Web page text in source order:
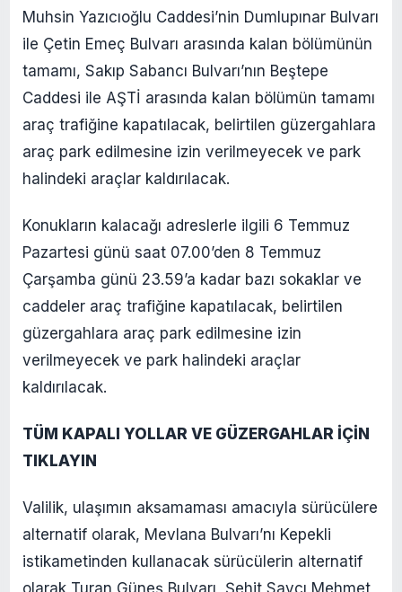
Muhsin Yazıcıoğlu Caddesi’nin Dumlupınar Bulvarı
ile Çetin Emeç Bulvarı arasında kalan bölümünün
tamamı, Sakıp Sabancı Bulvarı’nın Beştepe
Caddesi ile AŞTİ arasında kalan bölümün tamamı
araç trafiğine kapatılacak, belirtilen güzergahlara
araç park edilmesine izin verilmeyecek ve park
halindeki araçlar kaldırılacak.
Konukların kalacağı adreslerle ilgili 6 Temmuz
Pazartesi günü saat 07.00’den 8 Temmuz
Çarşamba günü 23.59’a kadar bazı sokaklar ve
caddeler araç trafiğine kapatılacak, belirtilen
güzergahlara araç park edilmesine izin
verilmeyecek ve park halindeki araçlar
kaldırılacak.
TÜM KAPALI YOLLAR VE GÜZERGAHLAR İÇİN
TIKLAYIN
Valilik, ulaşımın aksamaması amacıyla sürücülere
alternatif olarak, Mevlana Bulvarı’nı Kepekli
istikametinden kullanacak sürücülerin alternatif
olarak Turan Güneş Bulvarı, Şehit Savcı Mehmet